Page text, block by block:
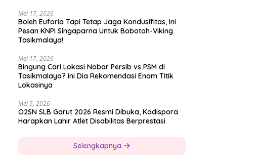
Mei 17, 2026
Boleh Euforia Tapi Tetap Jaga Kondusifitas, Ini
Pesan KNPI Singaparna Untuk Bobotoh-Viking
Tasikmalaya!
Mei 17, 2026
Bingung Cari Lokasi Nobar Persib vs PSM di
Tasikmalaya? Ini Dia Rekomendasi Enam Titik
Lokasinya
Mei 5, 2026
O2SN SLB Garut 2026 Resmi Dibuka, Kadispora
Harapkan Lahir Atlet Disabilitas Berprestasi
Selengkapnya